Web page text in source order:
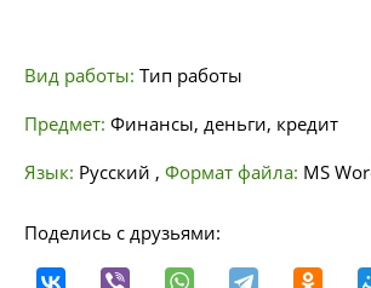
Вид работы: Тип работы
Предмет: Финансы, деньги, кредит
Язык: Русский , Формат файла: MS
Поделись с друзьями: